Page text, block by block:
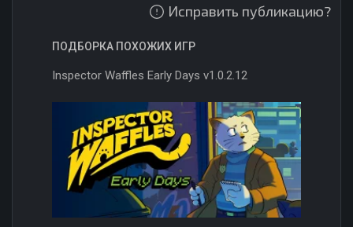
Исправить публикацию?
ПОДБОРКА ПОХОЖИХ ИГР
Inspector Waffles Early Days v1.0.2.12